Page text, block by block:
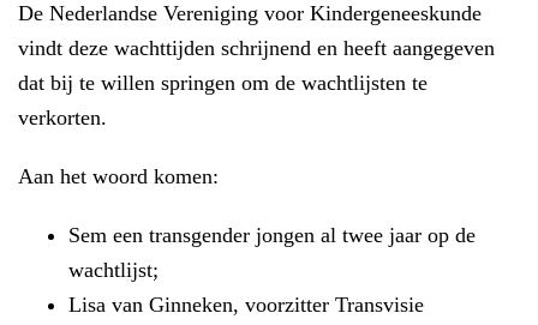
De Nederlandse Vereniging voor Kindergeneeskunde
vindt deze wachttijden schrijnend en heeft aangegeven
dat bij te willen springen om de wachtlijsten te
verkorten.
Aan het woord komen:
Sem een transgender jongen al twee jaar op de
wachtlijst;
Lisa van Ginneken, voorzitter Transvisie